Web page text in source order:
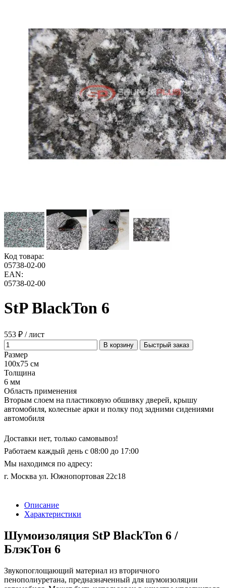
Код товара:
05738-02-00
EAN:
05738-02-00
StP BlackTon 6
553 ₽ / лист
В корзину Быстрый заказ
Размер
100х75 см
Толщина
6 мм
Область применения
Вторым слоем на пластиковую обшивку дверей, крышу
автомобиля, колесные арки и полку под задними сидениями
автомобиля
Доставки нет, только самовывоз!
Работаем каждый день с 08:00 до 17:00
Мы находимся по адресу:
г. Москва ул. Южнопортовая 22с18
Описание
Характеристики
Шумоизоляция StP BlackTon 6 /
БлэкТон 6
Звукопоглощающий материал из вторичного
пенополиуретана, предназначенный для шумоизоляции